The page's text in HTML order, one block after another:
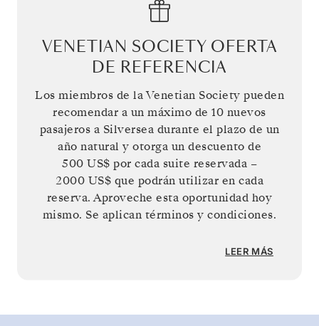
VENETIAN SOCIETY OFERTA
DE REFERENCIA
Los miembros de la Venetian Society pueden
recomendar a un máximo de 10 nuevos
pasajeros a Silversea durante el plazo de un
año natural y otorga un descuento de
500 US$ por cada suite reservada –
2000 US$ que podrán utilizar en cada
reserva. Aproveche esta oportunidad hoy
mismo. Se aplican términos y condiciones.
LEER MÁS